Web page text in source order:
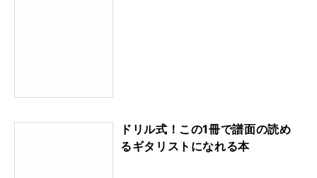
ドリル式！この1冊で譜面の読め
るギタリストになれる本